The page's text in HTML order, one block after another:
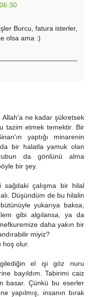
Burcu, fatura isterler,
olsa ama :)
Allah'a ne kadar şükretsek
tazim etmek temektir. Bir
yaptığı minarenin
bir halatla yamuk olan
da gönlünü alma
bir şey.
sağdaki çalışma bir hilal
Düşündüm de bu hilalin
yukarıya baksa,
gibi algılansa, ya da
daha yakın bir
miyiz?
olur.
el işi göz nuru
bayıldım. Tabirimi caiz
basar. Çünkü bu eserler
yapılmış, insanın bırak